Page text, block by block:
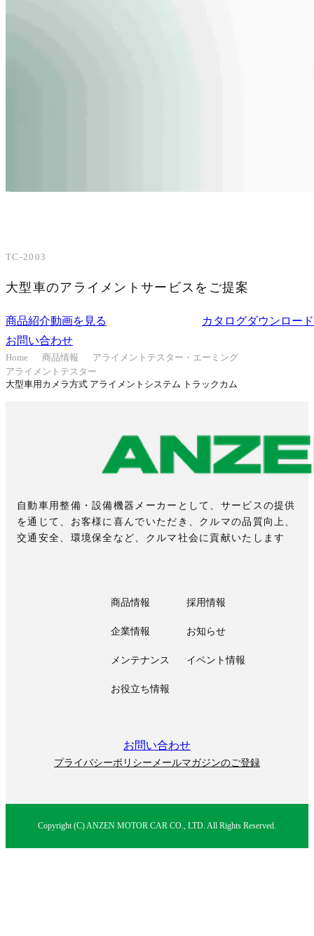
TC-2003
大型車のアライメントサービスをご提案
商品紹介動画を見る
カタログダウンロード
お問い合わせ
Home 商品情報
アライメントテスター・エーミング
アライメントテスター
大型車用カメラ方式 アライメントシステム トラックカム
自動車用整備・設備機器メーカーとして、サービスの提供
を通じて、お客様に喜んでいただき、クルマの品質向上、
交通安全、環境保全など、クルマ社会に貢献いたします
商品情報 採用情報
企業情報 お知らせ
メンテナンス イベント情報
お役立ち情報
お問い合わせ
プライバシーポリシー メールマガジンのご登録
Copyright (C) ANZEN MOTOR CAR CO., LTD. All Rights Reserved.